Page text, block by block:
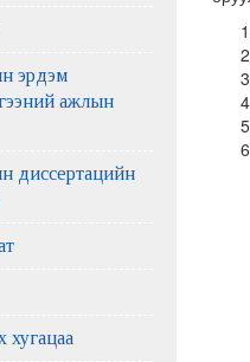
эрдэм
ажлын
диссертацийн
хугацаа